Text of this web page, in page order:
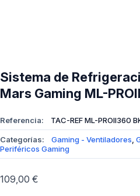
Sistema de
Mars Gaming ML-
Referencia: TAC-REF ML-PROII360
Categorías: Gaming - Ventiladores,
Periféricos Gaming
109,00 €